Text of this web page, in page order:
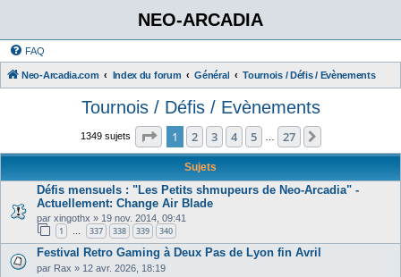
NEO-ARCADIA
FAQ
Neo-Arcadia.com Index du forum Général Tournois / Défis / Evènements
Tournois / Défis / Evènements
1349 sujets Page 1sur27
1 2 3 4 5 27
Sujets
Défis mensuels : "Les Petits shmupeurs de Neo-Arcadia" -
Actuellement: Change Air Blade
par xingothx » 19 nov. 2014, 09:41
1 … 337 338 339 340
Festival Retro Gaming à Deux Pas de Lyon fin Avril
par Rax » 12 avr. 2026, 18:19